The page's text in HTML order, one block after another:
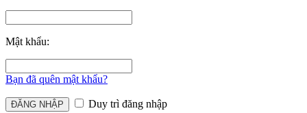
Mật khẩu:
Bạn đã quên mật khẩu?
Duy trì đăng nhập